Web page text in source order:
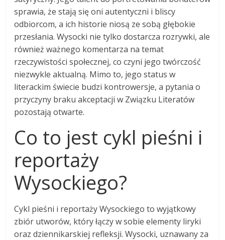
sprawia, że stają się oni autentyczni i bliscy
odbiorcom, a ich historie niosą ze sobą głębokie
przesłania. Wysocki nie tylko dostarcza rozrywki, ale
również ważnego komentarza na temat
rzeczywistości społecznej, co czyni jego twórczość
niezwykle aktualną. Mimo to, jego status w
literackim świecie budzi kontrowersje, a pytania o
przyczyny braku akceptacji w Związku Literatów
pozostają otwarte.
Co to jest cykl pieśni i
reportaży
Wysockiego?
Cykl pieśni i reportaży Wysockiego to wyjątkowy
zbiór utworów, który łączy w sobie elementy liryki
oraz dziennikarskiej refleksji. Wysocki, uznawany za